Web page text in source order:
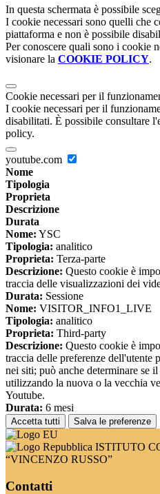
In questa schermata è possibile
I cookie necessari sono quelli che
piattaforma e non è possibile
Per conoscere quali sono i cookie
visionare la COOKIE POLICY.
Cookie necessari per il
I cookie necessari per il
disabilitati. È possibile consultare
policy.
youtube.com
Nome
Tipologia
Proprieta
Descrizione
Durata
Nome: YSC
Tipologia: analitico
Proprieta: Terza-parte
Descrizione: Questo cookie è
traccia delle visualizzazioni dei
Durata: Sessione
Nome: VISITOR_INFO1_LIVE
Tipologia: analitico
Proprieta: Third-party
Descrizione: Questo cookie è
traccia delle preferenze dell'utente
nei siti; può anche determinare se
utilizzando la nuova o la vecchia
Youtube.
Durata: 6 mesi
Accetta tutti Salva le preferenze
ISTITUTO
“VINCENZO RUSSO”
Contatti